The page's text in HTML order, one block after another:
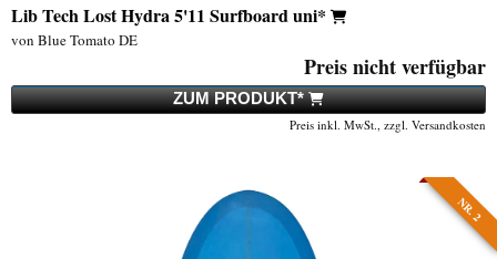
Lib Tech Lost Hydra 5'11 Surfboard uni*
von Blue Tomato DE
Preis nicht verfügbar
ZUM PRODUKT*
Preis inkl. MwSt., zzgl. Versandkosten
NR. 2